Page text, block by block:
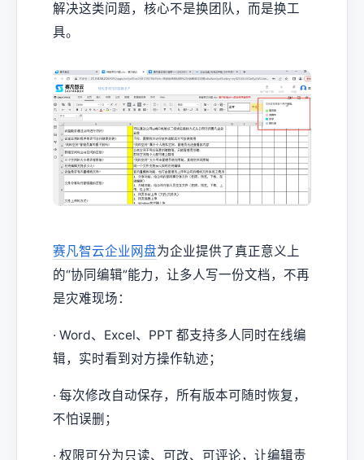
解决这类问题，核心不是换团队，而是换工
具。
赛凡智云企业网盘为企业提供了真正意义上
的“协同编辑”能力，让多人写一份文档，不再
是灾难现场：
· Word、Excel、PPT 都支持多人同时在线编
辑，实时看到对方操作轨迹；
· 每次修改自动保存，所有版本可随时恢复，
不怕误删；
· 权限可分为只读、可改、可评论，让编辑责